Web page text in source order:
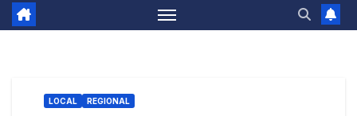
LOCAL REGIONAL